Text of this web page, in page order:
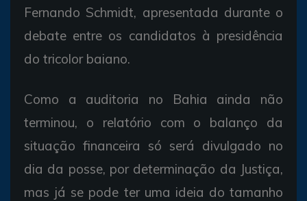
Fernando Schmidt, apresentada durante o
debate entre os candidatos à presidência
do tricolor baiano.
Como a auditoria no Bahia ainda não
terminou, o relatório com o balanço da
situação financeira só será divulgado no
dia da posse, por determinação da Justiça,
mas já se pode ter uma ideia do tamanho